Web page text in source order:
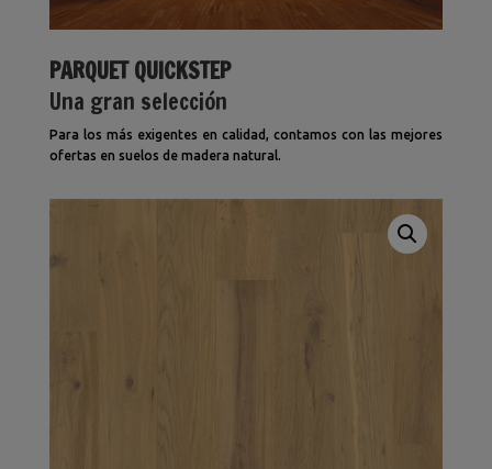
PARQUET QUICKSTEP
Una gran selección
Para los más exigentes en calidad, contamos con las mejores
ofertas en suelos de madera natural.